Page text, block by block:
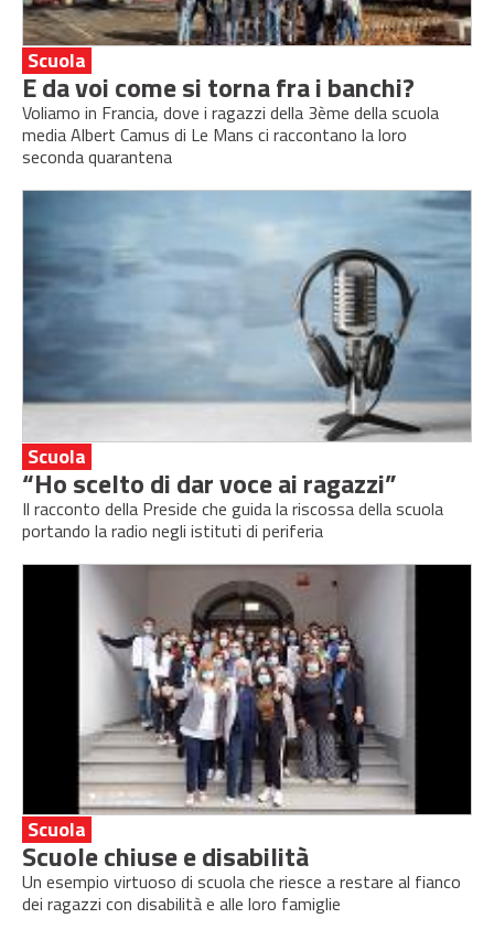
Scuola
E da voi come si torna fra i banchi?
Voliamo in Francia, dove i ragazzi della 3ème della scuola
media Albert Camus di Le Mans ci raccontano la loro
seconda quarantena
Scuola
“Ho scelto di dar voce ai ragazzi”
Il racconto della Preside che guida la riscossa della scuola
portando la radio negli istituti di periferia
Scuola
Scuole chiuse e disabilità
Un esempio virtuoso di scuola che riesce a restare al fianco
dei ragazzi con disabilità e alle loro famiglie